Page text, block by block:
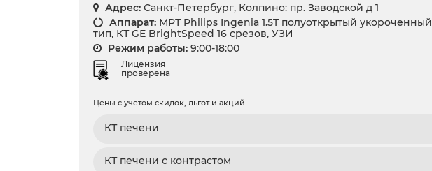
Адрес: Санкт-Петербург, Колпино: пр. Заводской д 1
Аппарат: МРТ Philips Ingenia 1.5T полуоткрытый укороченный
тип, КТ GЕ BrightSpeed 16 срезов, УЗИ
Режим работы: 9:00-18:00
Лицензия
проверена
Цены с учетом скидок, льгот и акций
КТ печени
КТ печени с контрастом